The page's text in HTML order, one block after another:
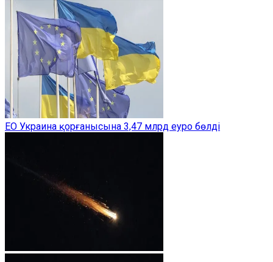
ЕО Украина қорғанысына 3,47 млрд еуро бөлді